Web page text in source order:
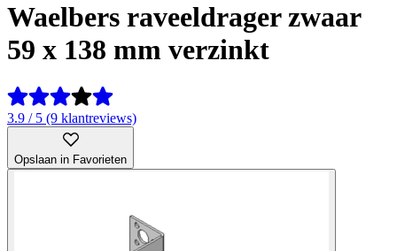
Waelbers raveeldrager zwaar
59 x 138 mm verzinkt
3.9 / 5 (9 klantreviews)
Opslaan in Favorieten